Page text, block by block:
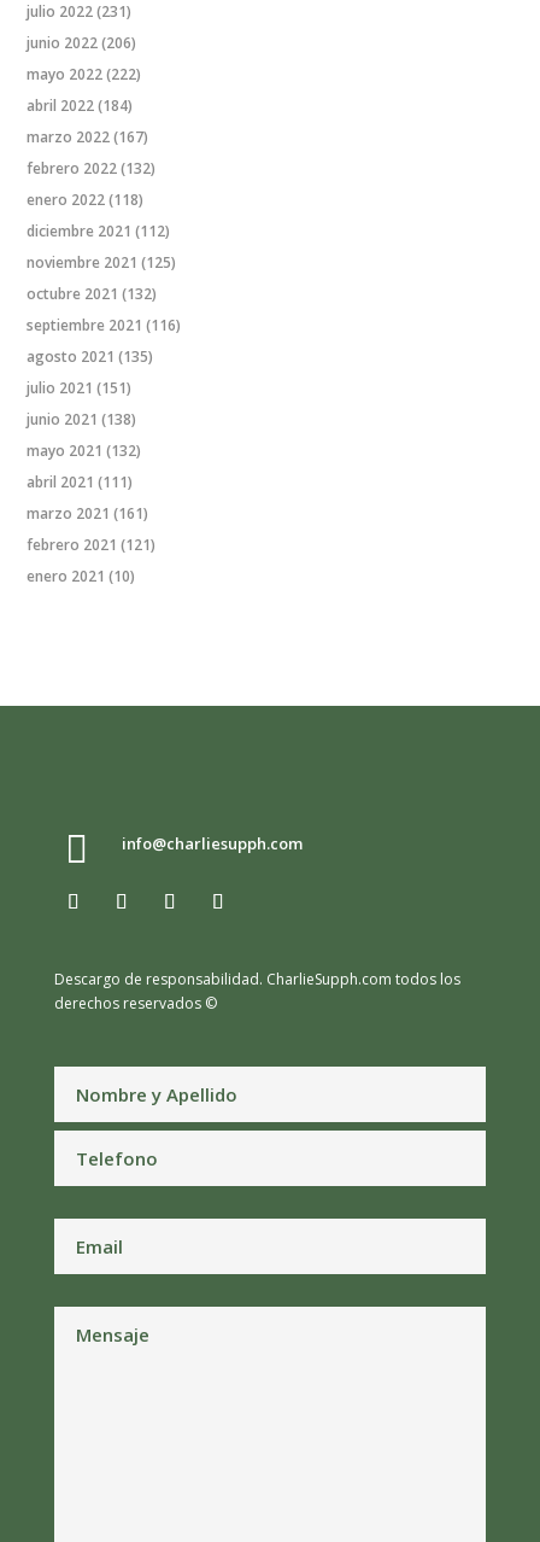
julio 2022(231)
junio 2022(206)
mayo 2022(222)
abril 2022(184)
marzo 2022(167)
febrero 2022(132)
enero 2022(118)
diciembre 2021 (112)
noviembre 2021 (125)
octubre 2021 (132)
septiembre 2021 (116)
agosto 2021 (135)
julio 2021 (151)
junio 2021 (138)
mayo 2021 (132)
abril 2021 (111)
marzo 2021 (161)
febrero 2021 (121)
enero 2021 (10)
 info@charliesupph.com
Descargo de responsabilidad. CharlieSupph.com todos los
derechos reservados ©